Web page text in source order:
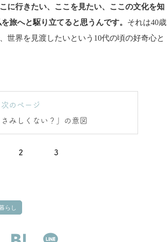
に行きたい、ここを見たい、ここの文化を知
旅へと駆り立てると思うんです。 それは40歳
世界を見渡したいという10代の頃の好奇心と
次のページ
さみしくない？」の意図
2 3
らし